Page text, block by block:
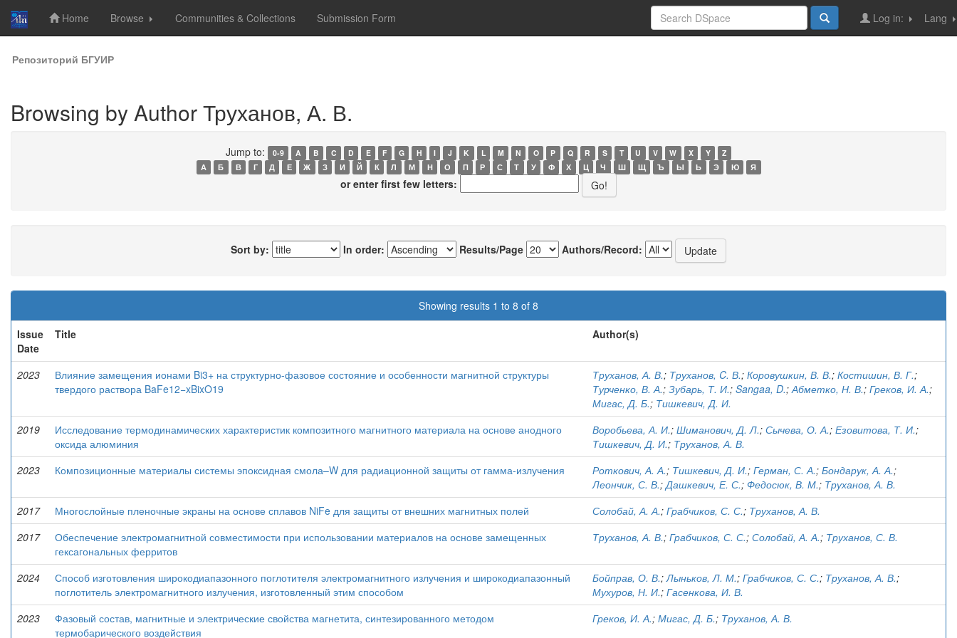
Skip
navigation
Home Browse Communities & Collections Submission Form Lang
Log in:
Репозиторий БГУИР
Browsing by Author Труханов, А. В.
Jump to: 0-9 A B C D E F G H I J K L M N O P Q R S T U V W X Y
Z
А
Б В Г Д Е Ж З И Й К Л М Н О П Р С Т У Ф Х Ц Ч Ш Щ Ъ Ы Ь Э Ю Я
or enter first few letters:
Sort by: In order: Results/Page Authors/Record:
Showing results 1 to 8 of 8
Issue
Date
Title Author(s)
2023
Влияние замещения ионами Bi3+ на структурно-фазовое состояние и особенности магнитной структуры
твердого раствора BaFe12−xBixO19
Труханов, А. В.; Труханов, C. В.; Коровушкин, В. В.; Костишин, В. Г.;
Турченко, В. А.; Зубарь, Т. И.; Sangaa, D.;Абметко, Н. В.; Греков, И. А.;
Мигас, Д. Б.; Тишкевич, Д. И.
2019
Исследование термодинамических характеристик композитного магнитного материала на основе анодного
оксида алюминия
Воробьева, А. И.; Шиманович, Д. Л.; Сычева, О. А.; Езовитова, Т. И.;
Тишкевич, Д. И.; Труханов, А. В.
2023
Композиционные материалы системы эпоксидная смола–W для радиационной защиты от гамма-излучения Роткович, А. А.; Тишкевич, Д. И.; Герман, С. А.; Бондарук, А. А.;
Леончик, С. В.;Дашкевич, Е. С.; Федосюк, В. М.; Труханов, А. В.
2017
Многослойные пленочные экраны на основе сплавов NiFe для защиты от внешних магнитных полей Солобай, А. А.; Грабчиков, С. С.; Труханов, А. В.
2017
Обеспечение электромагнитной совместимости при использовании материалов на основе замещенных
гексагональных ферритов
Труханов, А. В.; Грабчиков, С. С.; Солобай, А. А.; Труханов, С. В.
2024
Способ изготовления широкодиапазонного поглотителя электромагнитного излучения и широкодиапазонный
поглотитель электромагнитного излучения, изготовленный этим способом
Бойправ, О. В.;Лыньков, Л. М.; Грабчиков, С. С.; Труханов, А. В.;
Мухуров, Н. И.; Гасенкова, И. В.
2023
Фазовый состав, магнитные и электрические свойства магнетита, синтезированного методом
термобарического воздействия
Греков, И. А.; Мигас, Д. Б.; Труханов, А. В.